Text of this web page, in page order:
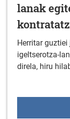
lanak
Herritar
igeltserotza-
direla, hiru